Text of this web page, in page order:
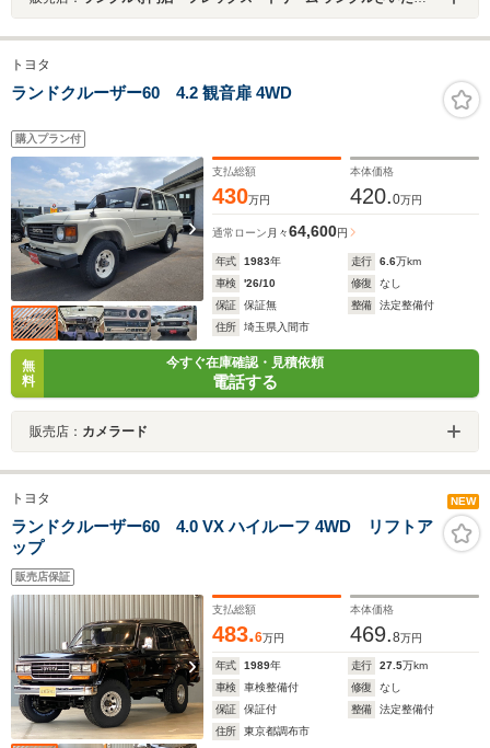
トヨタ
ランドクルーザー60 4.2 観音扉 4WD
購入プラン付
支払総額
430万円
本体価格
420.0万円
通常ローン 月々64,600円
年式 1983年 走行 6.6万km
車検
'26/10 修復
なし
保証
保証無 整備
法定整備付
住所
埼玉県入間市
無
料
今すぐ在庫確認・見積依頼
電話する
販売店： カメラード
トヨタ NEW
ランドクルーザー60 4.0 VX ハイルーフ 4WD リフトア
ップ
販売店保証
支払総額
483.6万円
本体価格
469.8万円
年式 1989年 走行 27.5万km
車検
車検整備付 修復
なし
保証
保証付 整備
法定整備付
住所
東京都調布市